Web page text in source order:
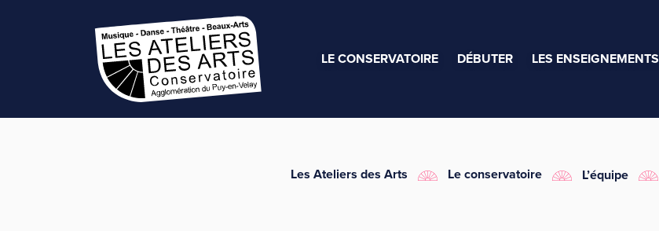
LE CONSERVATOIRE DÉBUTER LES ENSEIGNEMENTS
Les Ateliers des Arts Le conservatoire L’équipe